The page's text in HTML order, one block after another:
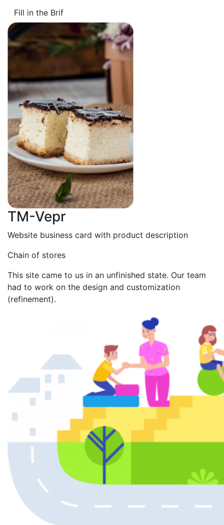
Fill in the Brif
TM-Vepr
Website business card with product description
Chain of stores
This site came to us in an unfinished state. Our team
had to work on the design and customization
(refinement).